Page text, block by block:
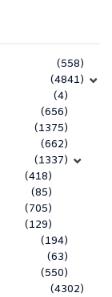
(558)
(4841)
(4)
(656)
(1375)
(662)
(1337)
(418)
(85)
(705)
(129)
(194)
(63)
(550)
(4302)